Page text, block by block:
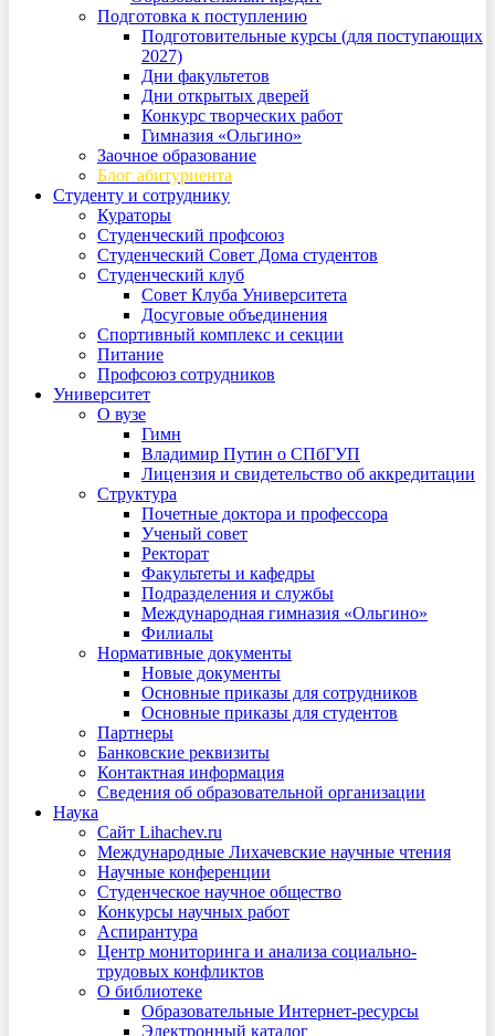
Подготовка к поступлению
Подготовительные курсы (для поступающих
2027)
Дни факультетов
Дни открытых дверей
Конкурс творческих работ
Гимназия «Ольгино»
Заочное образование
Блог абитуриента
Студенту и сотруднику
Кураторы
Студенческий профсоюз
Студенческий Совет Дома студентов
Студенческий клуб
Совет Клуба Университета
Досуговые объединения
Спортивный комплекс и секции
Питание
Профсоюз сотрудников
Университет
О вузе
Гимн
Владимир Путин о СПбГУП
Лицензия и свидетельство об аккредитации
Структура
Почетные доктора и профессора
Ученый совет
Ректорат
Факультеты и кафедры
Подразделения и службы
Международная гимназия «Ольгино»
Филиалы
Нормативные документы
Новые документы
Основные приказы для сотрудников
Основные приказы для студентов
Партнеры
Банковские реквизиты
Контактная информация
Сведения об образовательной организации
Наука
Сайт Lihachev.ru
Международные Лихачевские научные чтения
Научные конференции
Студенческое научное общество
Конкурсы научных работ
Аспирантура
Центр мониторинга и анализа социально-
трудовых конфликтов
О библиотеке
Образовательные Интернет-ресурсы
Электронный каталог